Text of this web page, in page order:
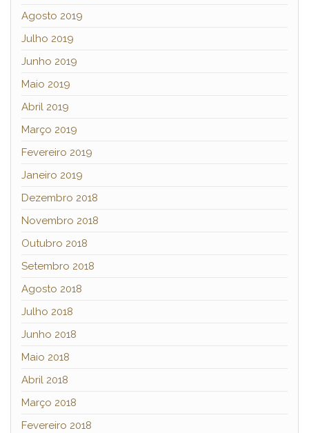
Agosto 2019
Julho 2019
Junho 2019
Maio 2019
Abril 2019
Março 2019
Fevereiro 2019
Janeiro 2019
Dezembro 2018
Novembro 2018
Outubro 2018
Setembro 2018
Agosto 2018
Julho 2018
Junho 2018
Maio 2018
Abril 2018
Março 2018
Fevereiro 2018